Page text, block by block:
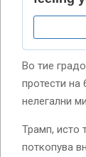
Во тие
протести на
нелегални
Трамп, исто
поткопува